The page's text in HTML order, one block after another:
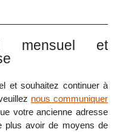
mensuel et
et souhaitez continuer à
nous communiquer
votre ancienne adresse
plus avoir de moyens de